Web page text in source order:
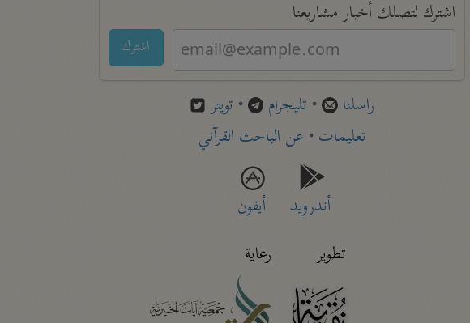
اشترك لتصلك أخبار مشاريعنا
اشترك
راسلنا • تليجرام • تويتر
تعليمات• عن الباحث القرآني
أندرويد
أيفون
تطوير
رعاية